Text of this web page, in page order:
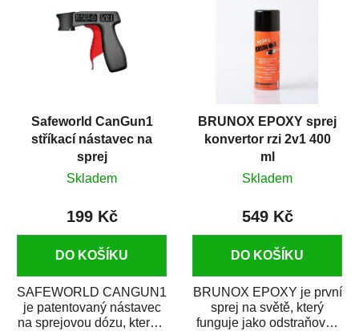
Safeworld CanGun1
stříkací nástavec na
sprej
Skladem
199 Kč
DO KOŠÍKU
SAFEWORLD CANGUN1
je patentovaný nástavec
na sprejovou dózu, který ji
BRUNOX EPOXY sprej
konvertor rzi 2v1 400
ml
Skladem
549 Kč
DO KOŠÍKU
BRUNOX EPOXY je první
sprej na světě, který
funguje jako odstraňovač